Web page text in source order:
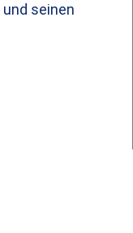
seinen